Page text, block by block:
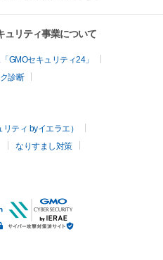
ュリティ事業について
GMOセキュリティ24」
診断
ティ byイエラエ）
なりすまし対策